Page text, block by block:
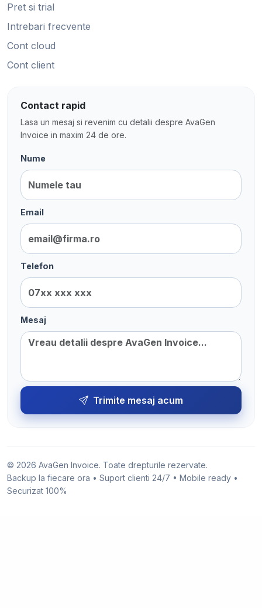
Pret si trial
Intrebari frecvente
Cont cloud
Cont client
Contact rapid
Lasa un mesaj si revenim cu detalii despre AvaGen
Invoice in maxim 24 de ore.
Nume
Email
Telefon
Mesaj
Trimite mesaj acum
© 2026 AvaGen Invoice. Toate drepturile rezervate.
Backup la fiecare ora • Suport clienti 24/7 • Mobile ready •
Securizat 100%